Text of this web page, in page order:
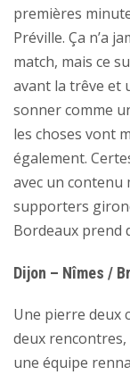
premières
Préville. Ça n’a
match, mais ce
avant la trêve et
sonner comme
les choses vont
également.
avec un contenu
supporters
Bordeaux prend
Dijon – Nîmes /
Une pierre deux
deux
une équipe